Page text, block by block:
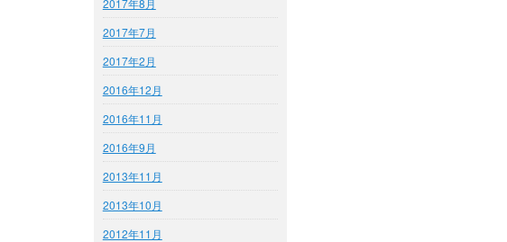
2017年8月
2017年7月
2017年2月
2016年12月
2016年11月
2016年9月
2013年11月
2013年10月
2012年11月